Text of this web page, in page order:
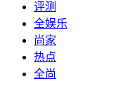
评测
全娱乐
尚家
热点
全尚